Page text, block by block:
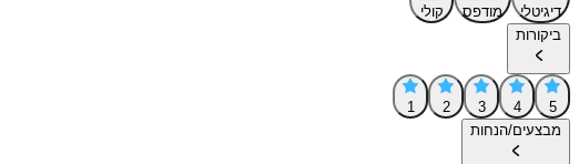
דיגיטלי מודפס
קולי
ביקורות
5
4
3
2
1
מבצעים/הנחות